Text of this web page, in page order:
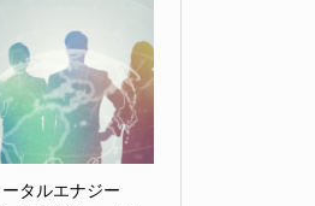
ータルエナジー